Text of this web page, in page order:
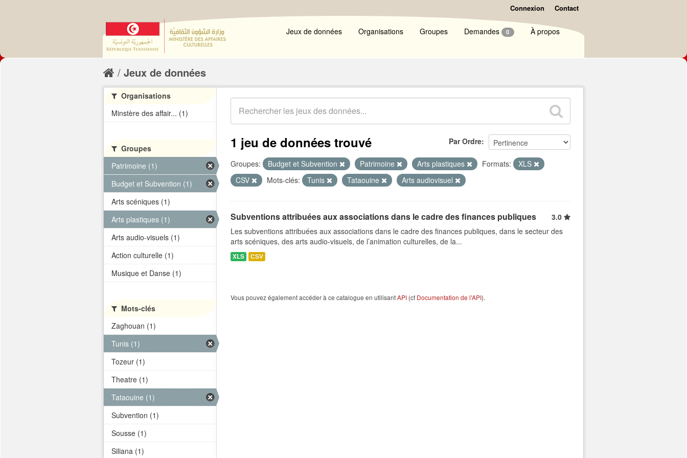
Connexion Contact
Jeux de données Organisations Groupes Demandes 0 À propos
Jeux de données
Par Ordre
1 jeu de données trouvé
Groupes: Budget et Subvention Patrimoine Arts plastiques Formats:
XLS
CSV
Mots-clés: Tunis Tataouine Arts audiovisuel
Subventions attribuées aux associations dans le cadre des finances publiques
3.0
Les subventions attribuées aux associations dans le cadre des finances publiques, dans le secteur des
arts scéniques, des arts audio-visuels, de l’animation culturelles, de la...
XLS CSV
Vous pouvez également accéder à ce catalogue en utilisantAPI (cf Documentation de l'API).
Organisations
Minstère des affair... (1)
Groupes
Patrimoine (1)
Budget et Subvention (1)
Arts scéniques (1)
Arts plastiques (1)
Arts audio-visuels (1)
Action culturelle (1)
Musique et Danse (1)
Mots-clés
Zaghouan (1)
Tunis (1)
Tozeur (1)
Theatre (1)
Tataouine (1)
Subvention (1)
Sousse (1)
Siliana (1)